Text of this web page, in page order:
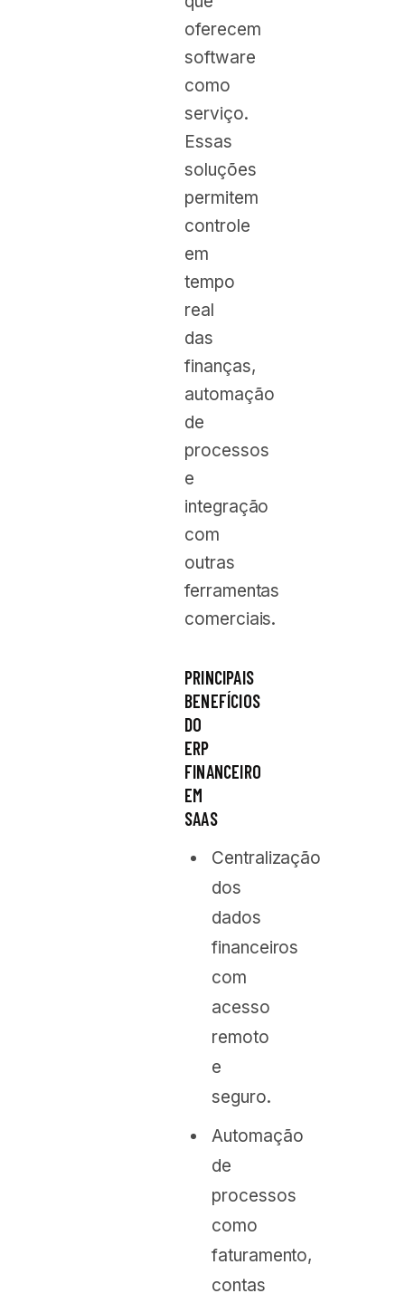
oferecem
software
como
serviço.
Essas
soluções
permitem
controle
em
tempo
real
das
finanças,
automação
de
processos
e
integração
com
outras
ferramentas
comerciais.
PRINCIPAIS
BENEFÍCIOS
DO
ERP
FINANCEIRO
EM
SAAS
Centralização
dos
dados
financeiros
com
acesso
remoto
e
seguro.
Automação
de
processos
como
faturamento,
contas